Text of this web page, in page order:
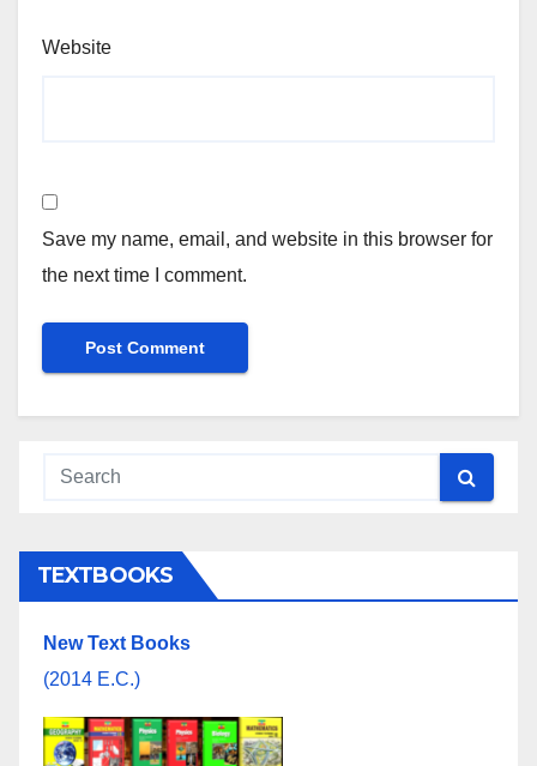
Website
Save my name, email, and website in this browser for
the next time I comment.
TEXTBOOKS
New Text Books
(2014 E.C.)